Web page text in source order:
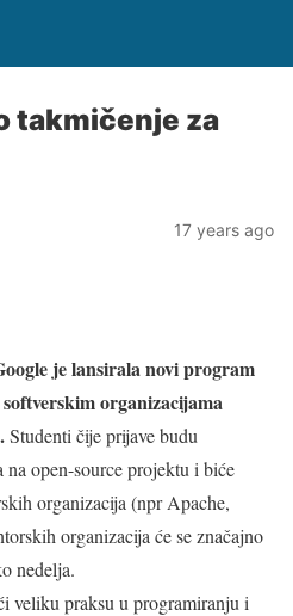
takmičenje za
17 years ago
je lansirala novi program
organizacijama
Studenti čije prijave budu
open-source projektu i biće
organizacija (npr Apache,
organizacija će se značajno
nedelja.
veliku praksu u programiranju i